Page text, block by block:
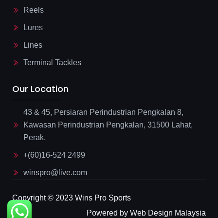
Reels
Lures
Lines
Terminal Tackles
Our Location
43 & 45, Persiaran Perindustrian Pengkalan 8,
Kawasan Perindustrian Pengkalan, 31500 Lahat,
Perak.
+(60)16-524 2499
winspro@live.com
Copyright © 2023 Wins Pro Sports
Powered by Web Design Malaysia